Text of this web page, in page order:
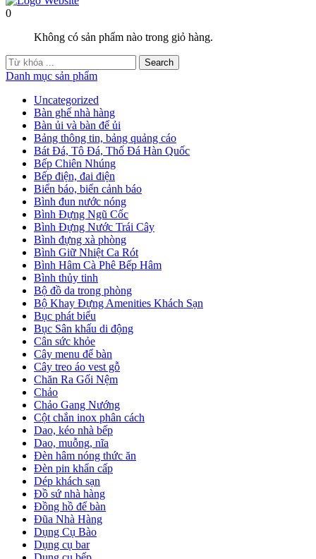
0
Không có sản phẩm nào trong giỏ hàng.
Danh mục sản phẩm
Uncategorized
Bàn ghế nhà hàng
Bàn ủi và bàn để ủi
Bảng thông tin, bảng quảng cáo
Bát Đá, Tô Đá, Thố Đá Hàn Quốc
Bếp Chiên Nhúng
Bếp điện, đai điện
Biển báo, biển cảnh báo
Bình đun nước nóng
Bình Đựng Ngũ Cốc
Bình Đựng Nước Trái Cây
Bình đựng xà phòng
Bình Giữ Nhiệt Ca Rót
Bình Hâm Cà Phê Bếp Hâm
Bình thủy tinh
Bộ đồ da trong phòng
Bộ Khay Đựng Amenities Khách Sạn
Bục phát biểu
Bục Sân khấu di động
Cân sức khỏe
Cây menu để bàn
Cây treo áo vest gỗ
Chăn Ra Gối Nệm
Chảo
Chảo Gang Nướng
Cột chắn inox phân cách
Dao, kéo nhà bếp
Dao, muỗng, nĩa
Đèn hâm nóng thức ăn
Đèn pin khẩn cấp
Dép khách sạn
Đồ sứ nhà hàng
Đồng hồ để bàn
Đũa Nhà Hàng
Dụng Cụ Bào
Dụng cụ bar